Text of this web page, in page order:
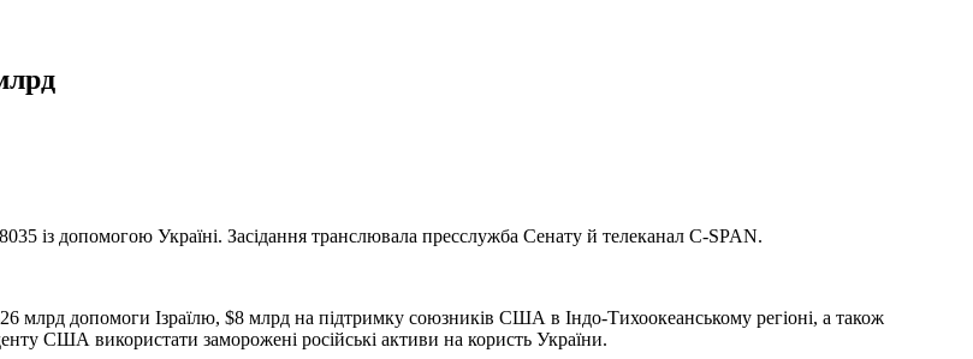
із допомогою Україні. Засідання транслювала пресслужба Сенату й телеканал C-SPAN.
млрд допомоги Ізраїлю, $8 млрд на підтримку союзників США в Індо-Тихоокеанському регіоні, а також
США використати заморожені російські активи на користь України.